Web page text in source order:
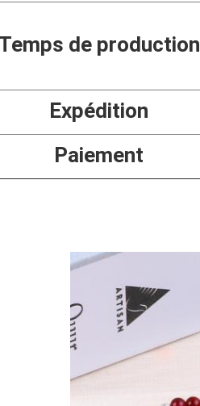
Temps de production
Expédition
Paiement